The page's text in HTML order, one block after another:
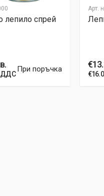
лепило спрей
ДДС
При поръчка
Арт.